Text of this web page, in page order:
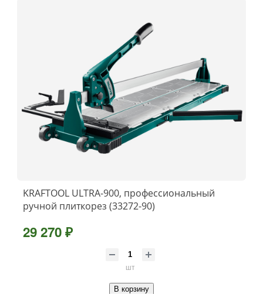
KRAFTOOL ULTRA-900, профессиональный
ручной плиткорез (33272-90)
29 270 ₽
шт
В корзину